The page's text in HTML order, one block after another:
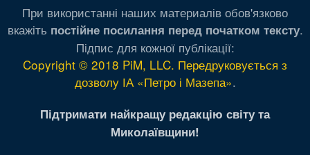
При використанні наших материалів обов'язково
вкажіть постійне посилання перед початком тексту.
Підпис для кожної публікації:
Copyright © 2018 PiM, LLC. Передруковується з
дозволу ІА «Петро і Мазепа».
Підтримати найкращу редакцію світу та
Миколаївщини!